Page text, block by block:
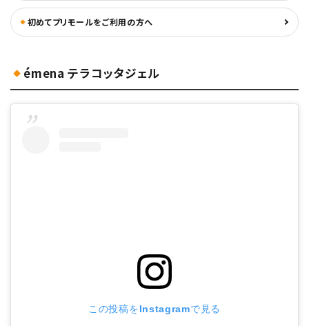
初めてプリモールをご利用の方へ
émena テラコッタジェル
この投稿をInstagramで見る